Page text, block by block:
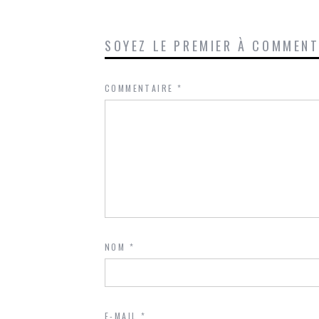
SOYEZ LE PREMIER À
COMMENTAIRE *
NOM *
E-MAIL *